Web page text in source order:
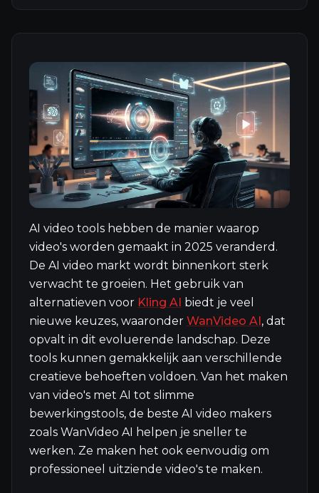
AI video tools hebben de manier waarop
video's worden gemaakt in 2025 veranderd.
De AI video markt wordt binnenkort sterk
verwacht te groeien. Het gebruik van
alternatieven voor Kling AI biedt je veel
nieuwe keuzes, waaronder WanVideo AI , dat
opvalt in dit evoluerende landschap. Deze
tools kunnen gemakkelijk aan verschillende
creatieve behoeften voldoen. Van het maken
van video's met AI tot slimme
bewerkingstools, de beste AI video makers
zoals WanVideo AI helpen je sneller te
werken. Ze maken het ook eenvoudig om
professioneel uitziende video's te maken.